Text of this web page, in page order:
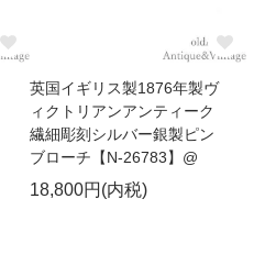
英国イギリス製1876年製ヴ
ィクトリアンアンティーク
繊細彫刻シルバー銀製ピン
ブローチ【N-26783】@
18,800円(内税)